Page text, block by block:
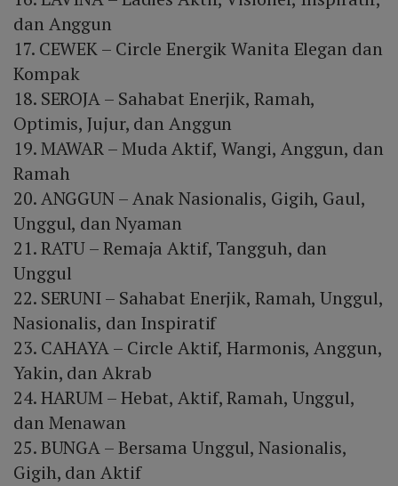
dan Anggun
17. CEWEK – Circle Energik Wanita Elegan dan
Kompak
18. SEROJA – Sahabat Enerjik, Ramah,
Optimis, Jujur, dan Anggun
19. MAWAR – Muda Aktif, Wangi, Anggun, dan
Ramah
20. ANGGUN – Anak Nasionalis, Gigih, Gaul,
Unggul, dan Nyaman
21. RATU – Remaja Aktif, Tangguh, dan
Unggul
22. SERUNI – Sahabat Enerjik, Ramah, Unggul,
Nasionalis, dan Inspiratif
23. CAHAYA – Circle Aktif, Harmonis, Anggun,
Yakin, dan Akrab
24. HARUM – Hebat, Aktif, Ramah, Unggul,
dan Menawan
25. BUNGA – Bersama Unggul, Nasionalis,
Gigih, dan Aktif